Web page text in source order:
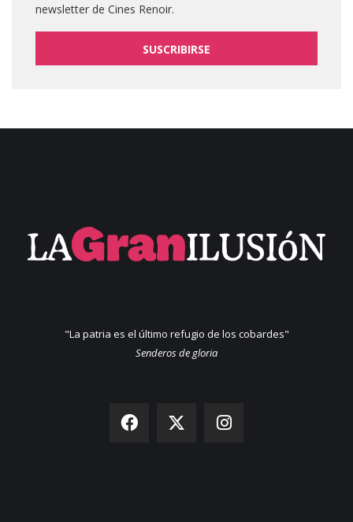
newsletter de Cines Renoir.
SUSCRIBIRSE
"La patria es el último refugio de los cobardes"
Senderos de gloria